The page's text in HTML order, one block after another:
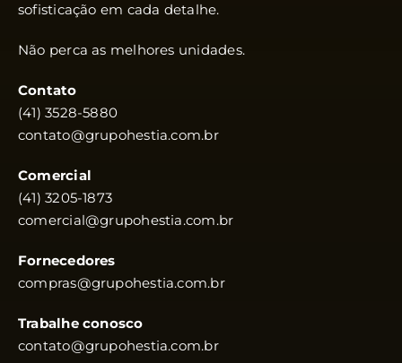
sofisticação em cada detalhe.
Não perca as melhores unidades.
Contato
(41) 3528-5880
contato@grupohestia.com.br
Comercial
(41) 3205-1873
comercial@grupohestia.com.br
Fornecedores
compras@grupohestia.com.br
Trabalhe conosco
contato@grupohestia.com.br